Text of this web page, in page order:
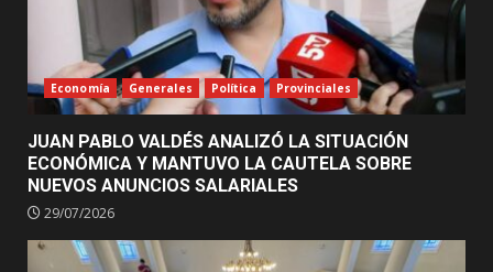
Economía Generales Política Provinciales
JUAN PABLO VALDÉS ANALIZÓ LA SITUACIÓN
ECONÓMICA Y MANTUVO LA CAUTELA SOBRE
NUEVOS ANUNCIOS SALARIALES
29/07/2026